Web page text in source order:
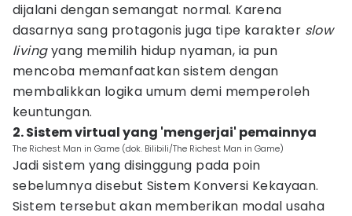
dijalani dengan semangat normal. Karena
dasarnya sang protagonis juga tipe karakter slow
livingyang memilih hidup nyaman, ia pun
mencoba memanfaatkan sistem dengan
membalikkan logika umum demi memperoleh
keuntungan.
2. Sistem virtual yang 'mengerjai' pemainnya
The Richest Man in Game (dok. Bilibili/The Richest Man in Game)
Jadi sistem yang disinggung pada poin
sebelumnya disebut Sistem Konversi Kekayaan.
Sistem tersebut akan memberikan modal usaha